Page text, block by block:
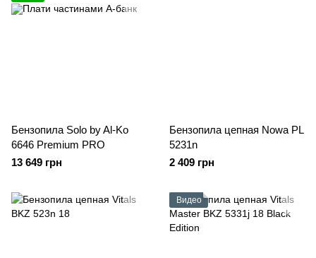
Бензопила Solo by Al-Ko
6646 Premium PRO
13 649 грн
Бензопила цепная Nowa PL
5231n
2 409 грн
Видео